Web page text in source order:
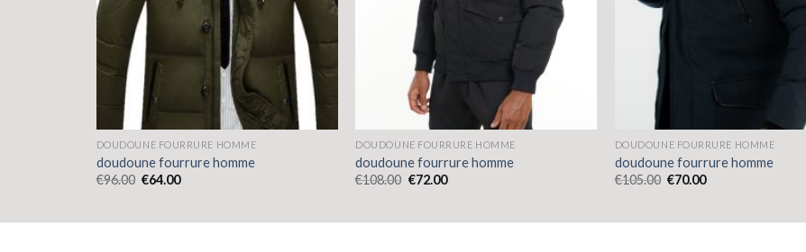
DOUDOUNE FOURRURE HOMME
doudoune fourrure homme
€96.00 €64.00
DOUDOUNE FOURRURE HOMME
doudoune fourrure homme
€108.00 €72.00
DOUDOUNE FOURRURE HOMME
doudoune fourrure homme
€105.00 €70.00